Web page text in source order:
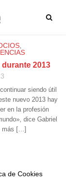
,
2013
siendo útil
nuevo 2013 hay
en la profesión
dice Gabriel
más […]
de Cookies